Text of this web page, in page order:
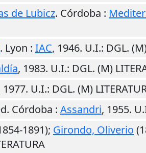
de Lubicz. Córdoba :
. Lyon : IAC, 1946. U.I.: DGL.
, 1983. U.I.: DGL. (M)
1977. U.I.: DGL. (M)
Córdoba : Assandri, 1955.
1891); Girondo, Oliverio